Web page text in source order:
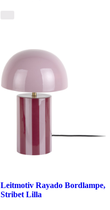
Leitmotiv Rayado Bordlampe,
Stribet Lilla